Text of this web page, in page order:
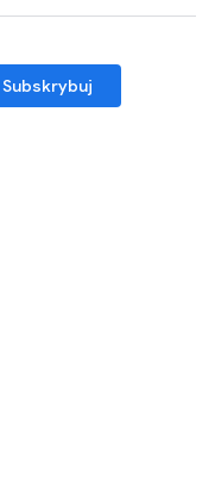
Subskrybuj